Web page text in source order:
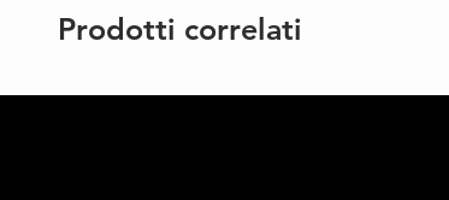
Prodotti correlati